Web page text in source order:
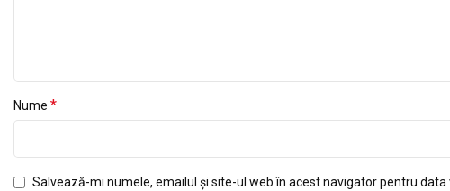
Nume *
Salvează-mi numele, emailul și site-ul web în acest navigator pentru